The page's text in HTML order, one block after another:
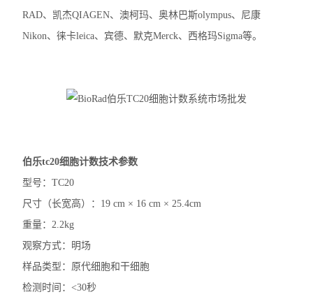
RAD、凯杰QIAGEN、澳柯玛、奥林巴斯olympus、尼康
Nikon、徕卡leica、宾德、默克Merck、西格玛Sigma等。
伯乐tc20细胞计数技术参数
型号：TC20
尺寸（长宽高）：19 cm × 16 cm × 25.4cm
重量：2.2kg
观察方式：明场
样品类型：原代细胞和干细胞
检测时间：<30秒